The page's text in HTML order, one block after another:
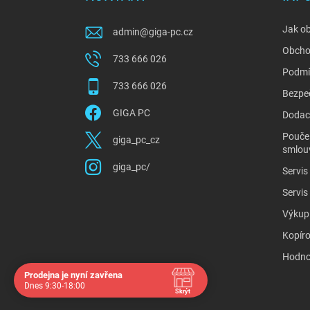
admin@giga-pc.cz
733 666 026
733 666 026
GIGA PC
giga_pc_cz
giga_pc/
Jak
Servis
Servis
Výkup
Prodejna je nyní zavřena
Dnes 9:30-18:00
Skrýt
Navštivte nás osobně